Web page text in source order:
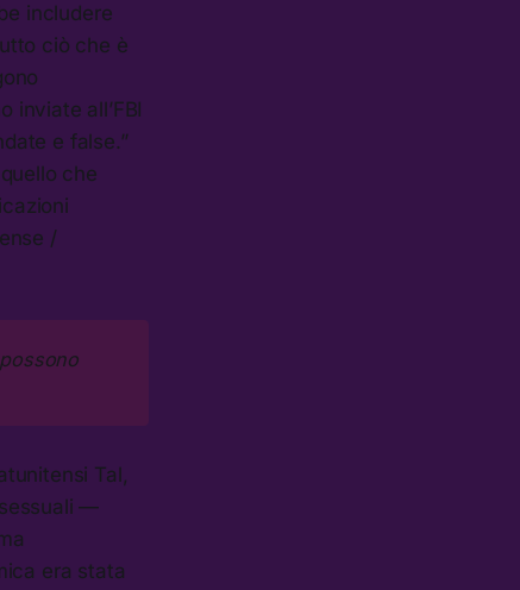
includere
ciò che è
inviate all’FBI
e false.”
che
/
Tal,
—
era stata